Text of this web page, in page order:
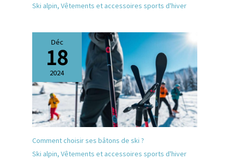
Ski alpin, Vêtements et accessoires sports d'hiver
Déc
18
2024
Comment choisir ses bâtons de ski ?
Ski alpin, Vêtements et accessoires sports d'hiver